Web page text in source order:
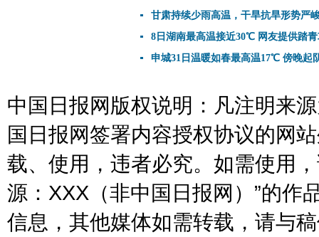
甘肃持续少雨高温，干旱抗旱形势严
8日湖南最高温接近30℃ 网友提供踏
申城31日温暖如春最高温17℃ 傍晚起
中国日报网版权说明：凡注明来
国日报网签署内容授权协议的网
载、使用，违者必究。如需使用
源：XXX（非中国日报网）”的作
信息，其他媒体如需转载，请与